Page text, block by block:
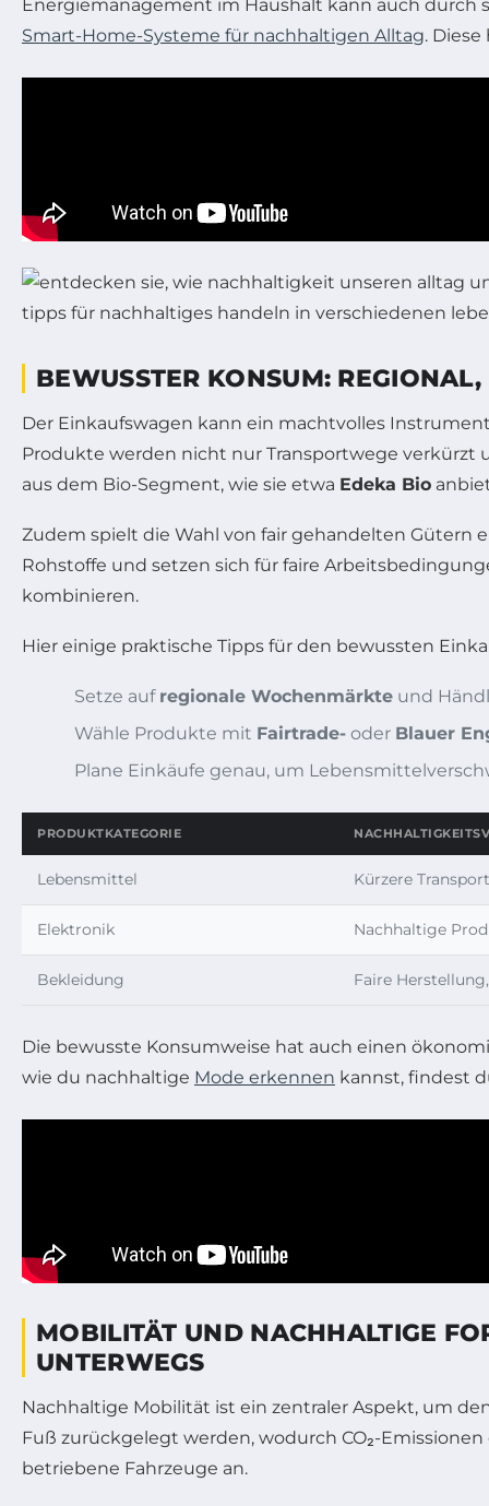
Energiemanagement im Haushalt kann auch
Smart-Home-Systeme für nachhaltigen Alltag.
BEWUSSTER KONSUM:
Der Einkaufswagen kann ein machtvolles
Produkte werden nicht nur Transportwege verkürzt
aus dem Bio-Segment, wie sie etwa Edeka Bio
Zudem spielt die Wahl von fair gehandelten Gütern
Rohstoffe und setzen sich für faire
kombinieren.
Hier einige praktische Tipps für den bewussten
Setze auf regionale Wochenmärkte und
Wähle Produkte mit Fairtrade- oder Blauer
Plane Einkäufe genau, um
PRODUKTKATEGORIE
Lebensmittel Kürzere
Elektronik Nachhaltige
Bekleidung Faire
Die bewusste Konsumweise hat auch einen
wie du nachhaltige Mode erkennen kannst, findest
MOBILITÄT UND NACHHALTIGE
UNTERWEGS
Nachhaltige Mobilität ist ein zentraler Aspekt, um
Fuß zurückgelegt werden, wodurch CO₂-
betriebene Fahrzeuge an.